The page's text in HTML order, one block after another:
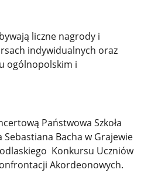
liczne nagrody i
indywidualnych oraz
ogólnopolskim i
Państwowa Szkoła
Sebastiana Bacha w Grajewie
Konkursu Uczniów
Akordeonowych.